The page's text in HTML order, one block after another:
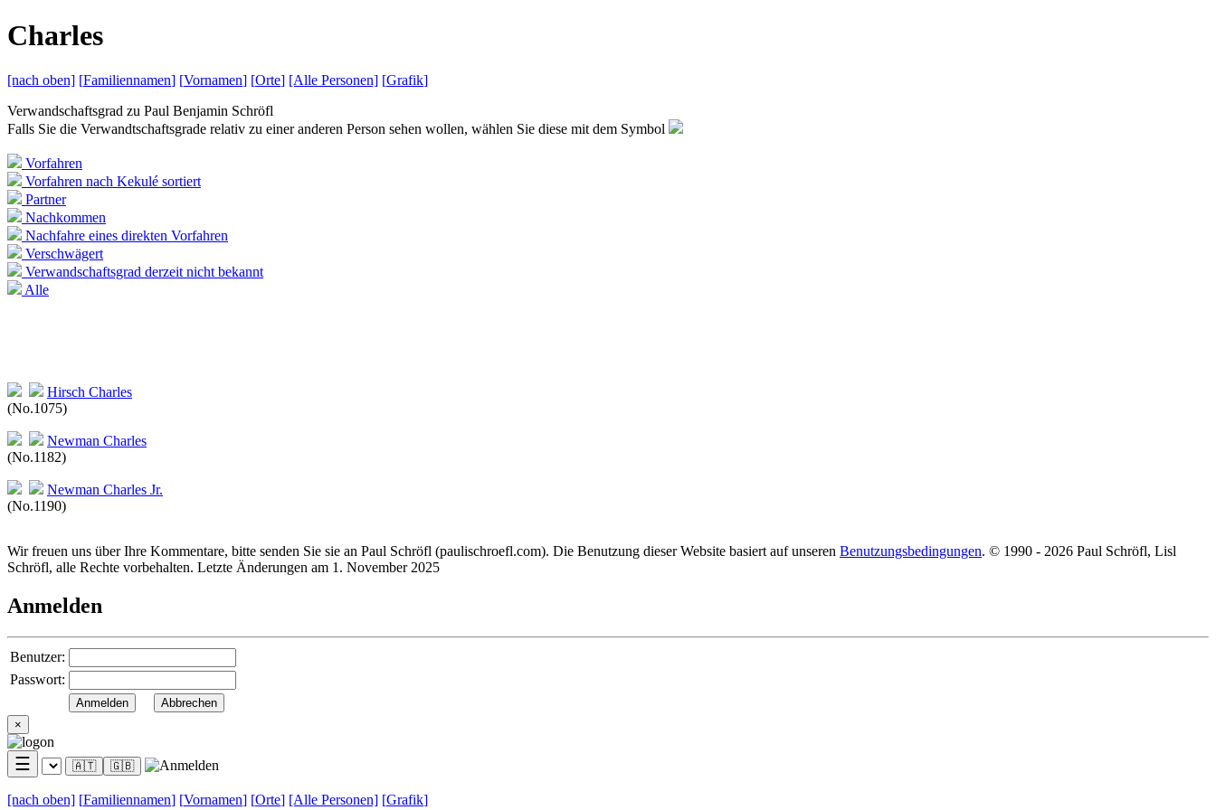
Charles
[nach oben] [Familiennamen] [Vornamen] [Orte] [Alle Personen] [Grafik]
Verwandschaftsgrad zu Paul Benjamin Schröfl
Falls Sie die Verwandtschaftsgrade relativ zu einer anderen Person sehen wollen, wählen Sie diese mit dem Symbol
Vorfahren
Vorfahren nach Kekulé sortiert
Partner
Nachkommen
Nachfahre eines direkten Vorfahren
Verschwägert
Verwandschaftsgrad derzeit nicht bekannt
Alle
Hirsch Charles
(No.1075)
Newman Charles
(No.1182)
Newman Charles Jr.
(No.1190)
Wir freuen uns über Ihre Kommentare, bitte senden Sie sie an Paul Schröfl (paulischroefl.com). Die Benutzung dieser Website basiert auf unseren Benutzungsbedingungen. © 1990 - 2026 Paul Schröfl, Lisl
Schröfl, alle Rechte vorbehalten. Letzte Änderungen am 1. November 2025
Anmelden
Benutzer:
Passwort:
×
☰ 🇦🇹 🇬🇧
[nach oben] [Familiennamen] [Vornamen] [Orte] [Alle Personen] [Grafik]